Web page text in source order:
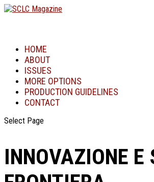
HOME
ABOUT
ISSUES
MORE OPTIONS
PRODUCTION GUIDELINES
CONTACT
Select Page
INNOVAZIONE E